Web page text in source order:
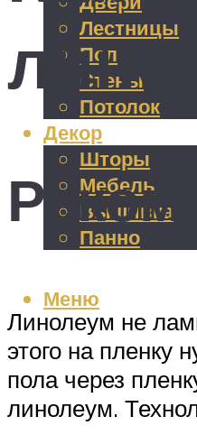
Лестницы
Пол
Стены
Потолок
Декор
Шторы
Мебель
Вышивка
Панно
Меню
Линолеум не
этого на пленку
пола через
линолеум.